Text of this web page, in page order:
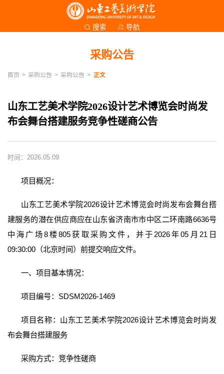
搜索 导航
采购公告
首页 > 采购公告 > 采购公告 > 正文
山东工艺美术学院2026设计艺术博览会时尚发
布会舞台搭建服务竞争性磋商公告
时间：2026.05.09
项目概况：
山东工艺美术学院2026设计艺术博览会时尚发布会舞台搭
建服务的潜在供应商应在山东省济南市市中区二环南路6636号
中海广场8楼805获取采购文件，并于2026年05月21日
09:30:00（北京时间）前提交响应文件。
一、项目基本情况：
项目编号：SDSM2026-1469
项目名称：山东工艺美术学院2026设计艺术博览会时尚发
布会舞台搭建服务
采购方式：竞争性磋商